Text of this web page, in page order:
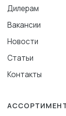
Дилерам
Вакансии
Новости
Статьи
Контакты